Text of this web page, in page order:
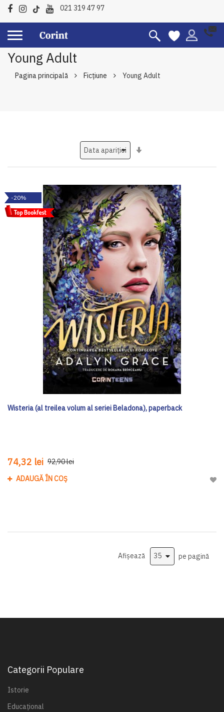
021 319 47 97
Young Adult
Pagina principală Ficțiune Young Adult
-20%
Wisteria (al treilea volum al seriei Beladona), paperback
74,32 lei 92,90 lei
ADAUGĂ ÎN COȘ
Afișează pe pagină
Categorii Populare
Istorie
Educațional